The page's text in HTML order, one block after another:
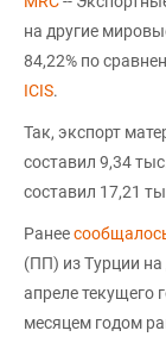
на другие
84,22% по
ICIS.
Так, экспорт
составил 9,34
составил 17,21
Ранее
(ПП) из Турции
апреле текущего
месяцем годом